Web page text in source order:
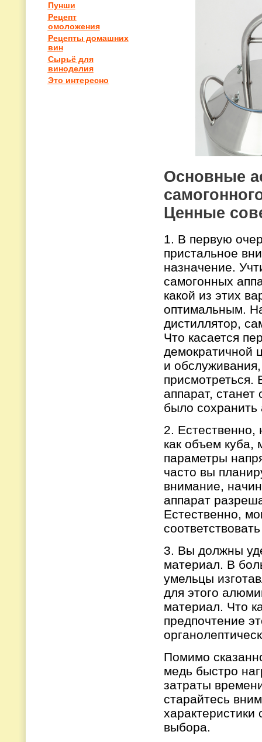
Пунши
Рецепт
омоложения
Рецепты домашних
вин
Сырьё для
виноделия
Это интересно
Основные
Ценные
1. В первую
пристальное
назначение.
самогонных
какой из этих
оптимальным.
дистиллятор,
Что касается
демократичной
и
присмотреться.
аппарат,
было сохранить
2. Естественно,
как объем
параметры
часто вы
внимание,
аппарат
Естественно,
3. Вы должны
материал. В
умельцы
для этого
материал. Что
предпочтение
Помимо
медь быстро
затраты
старайтесь
характеристики
выбора.